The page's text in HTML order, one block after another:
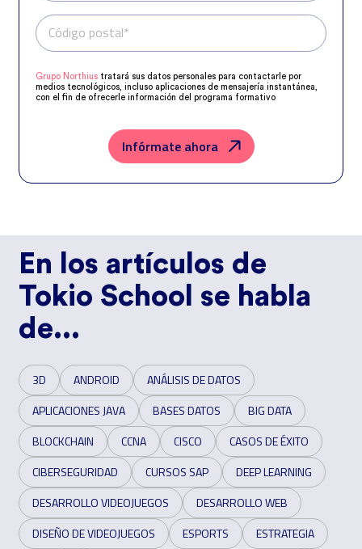
Teléfono*
Código postal*
Grupo Northius tratará sus datos personales para contactarle por
medios tecnológicos, incluso aplicaciones de mensajería instantánea,
con el fin de ofrecerle información del programa formativo
correspondiente. Compartiremos su solicitud con las empresas que
Grupo Northius
, con el objeto de que estas puedan
hacerle llegar la mejor oferta de productos y servicios de acuerdo a su
petición. Quedan reconocidos los derechos de acceso, rectificación,
Privacidad.
Infórmate ahora
En los artículos de
Tokio School se habla
de...
3D ANDROID
ANÁLISIS DE DATOS
APLICACIONES JAVA
BASES DATOS
BIG DATA
BLOCKCHAIN
CCNA CISCO
CASOS DE ÉXITO
CIBERSEGURIDAD
CURSOS SAP
DEEP LEARNING
DESARROLLO VIDEOJUEGOS
DESARROLLO WEB
DISEÑO DE VIDEOJUEGOS
ESPORTS
ESTRATEGIA